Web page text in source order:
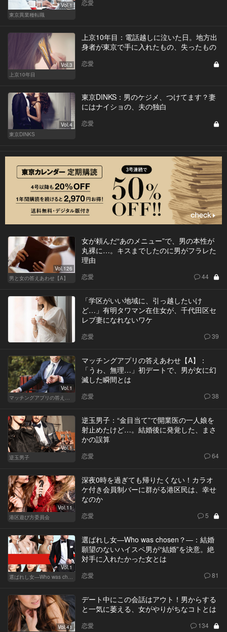
Vol.1
東京異業種転職
恋愛
Vol.3
上京10年目
上京10年目：電話越しに泣いた日。地方出
身者が東京で手に入れたもの、失ったもの
恋愛
Vol.4
東京DINKS
東京DINKS：男のケジメ、つけてます？妻
にはナイショの、夫の独白
恋愛
Vol.126
男と女の答えあわせ【A】
女が頼んだ“あのメニュー”で、男の本性が
丸裸に…。キスまでしたのに男がフラレた
理由
恋愛 44
「学区がいい地域に、引っ越したいけ
ど…」有明タワマン在住女が、千代田区セ
レブ妻になれないワケ
恋愛 39
Vol.1
マッチングアプリの答えあわせ【A】～SEASON2～
マッチングアプリの答えあわせ【A】：
「うゎ、無理…」初デートで、男が女に幻
滅した瞬間とは
恋愛 38
Vol.1
逆玉男子
逆玉男子：“金目当て”で開業医の一人娘を
射止めたけど…。結婚後に発覚した、まさ
かの誤算
恋愛 64
Vol.11
港区遊び方委員会
深夜0時を過ぎても帰りたくない！カラオ
ケ付き会員制バーに群がる港区民は、幸せ
なのか
恋愛 5
Vol.1
選ばれし女―Who was chosen？―
選ばれし女―Who was chosen？―：結婚
願望のないハイスペ男が“結婚”を決意。絶
対手に入れたかった女とは
恋愛 81
Vol.41
デート中にこの会話はアウト！男からする
と一気に萎える、女がやりがちなコトとは
恋愛 134